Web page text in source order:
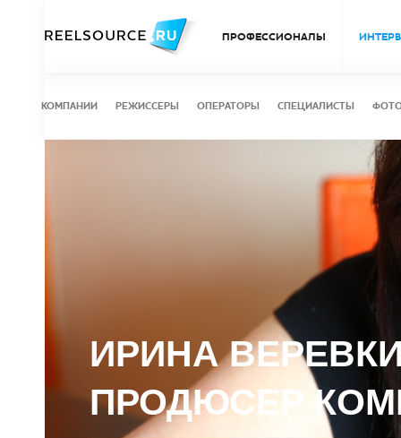
ПРОФЕССИОНАЛЫ
КОМПАНИИ РЕЖИССЕРЫ ОПЕРАТОРЫ СПЕЦИАЛИСТЫ
ИРИНА
ПРОДЮСЕР